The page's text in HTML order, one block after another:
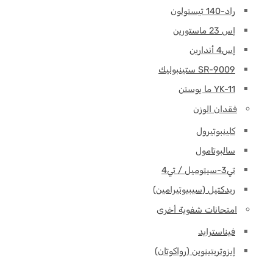
راد-140 تيستولون
إس 23 ماستورين
إس4 أندارين
SR-9009 ستينبوليك
YK-11 ما يوستن
فقدان الوزن
كلينبوتيرول
سالبوتامول
تي3-سيتوميل / تي4
ريدكتيل (سيبيوتيرامين)
امتحانات شفوية أخرى
فيناسترايد
إيزوتريتينوين (رواكوتان)